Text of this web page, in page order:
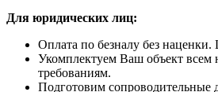
Для юридических лиц:
Оплата по безналу без
Укомплектуем Ваш объект всем
требованиям.
Подготовим